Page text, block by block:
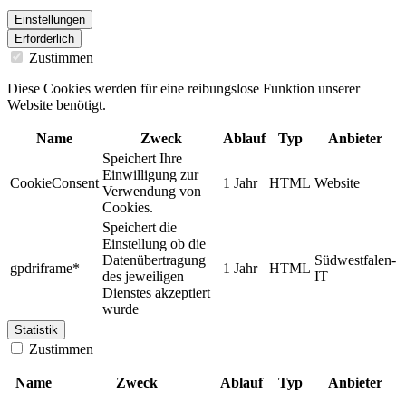
Einstellungen
Erforderlich
Zustimmen
Diese Cookies werden für eine reibungslose Funktion unserer
Website benötigt.
Name Zweck Ablauf Typ Anbieter
CookieConsent
Speichert Ihre
Einwilligung zur
Verwendung von
Cookies.
1 Jahr HTML Website
gpdriframe*
Speichert die
Einstellung ob die
Datenübertragung
des jeweiligen
Dienstes akzeptiert
wurde
1 Jahr HTML
Südwestfalen-
IT
Statistik
Zustimmen
Name Zweck Ablauf Typ Anbieter